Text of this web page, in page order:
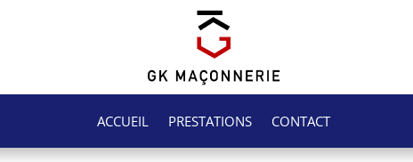
ACCUEIL PRESTATIONS CONTACT